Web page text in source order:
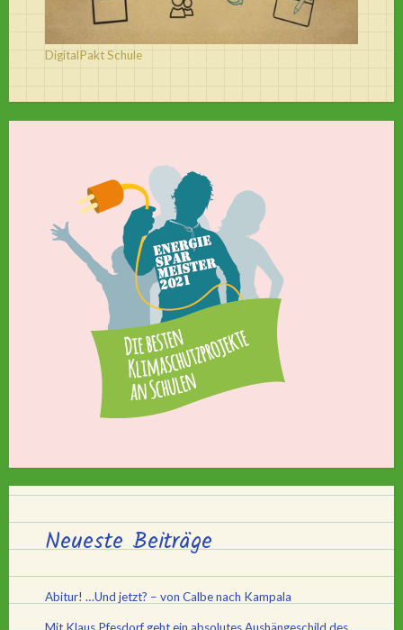
DigitalPakt Schule
Neueste Beiträge
Abitur! …Und jetzt? – von Calbe nach Kampala
Mit Klaus Pfesdorf geht ein absolutes Aushängeschild des